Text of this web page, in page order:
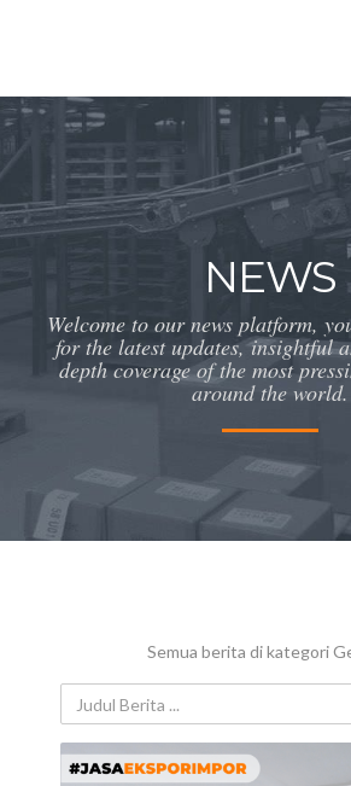
NEWS
Welcome to our news platform,
for the latest updates, insightful
depth coverage of the most
around the world.
Semua berita di kategori